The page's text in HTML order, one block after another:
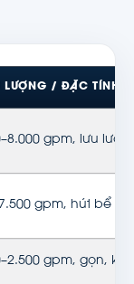
LƯỢNG / ĐẶC TÍNH
gpm, lưu
7.500 gpm, hút bể
gpm, gọn,